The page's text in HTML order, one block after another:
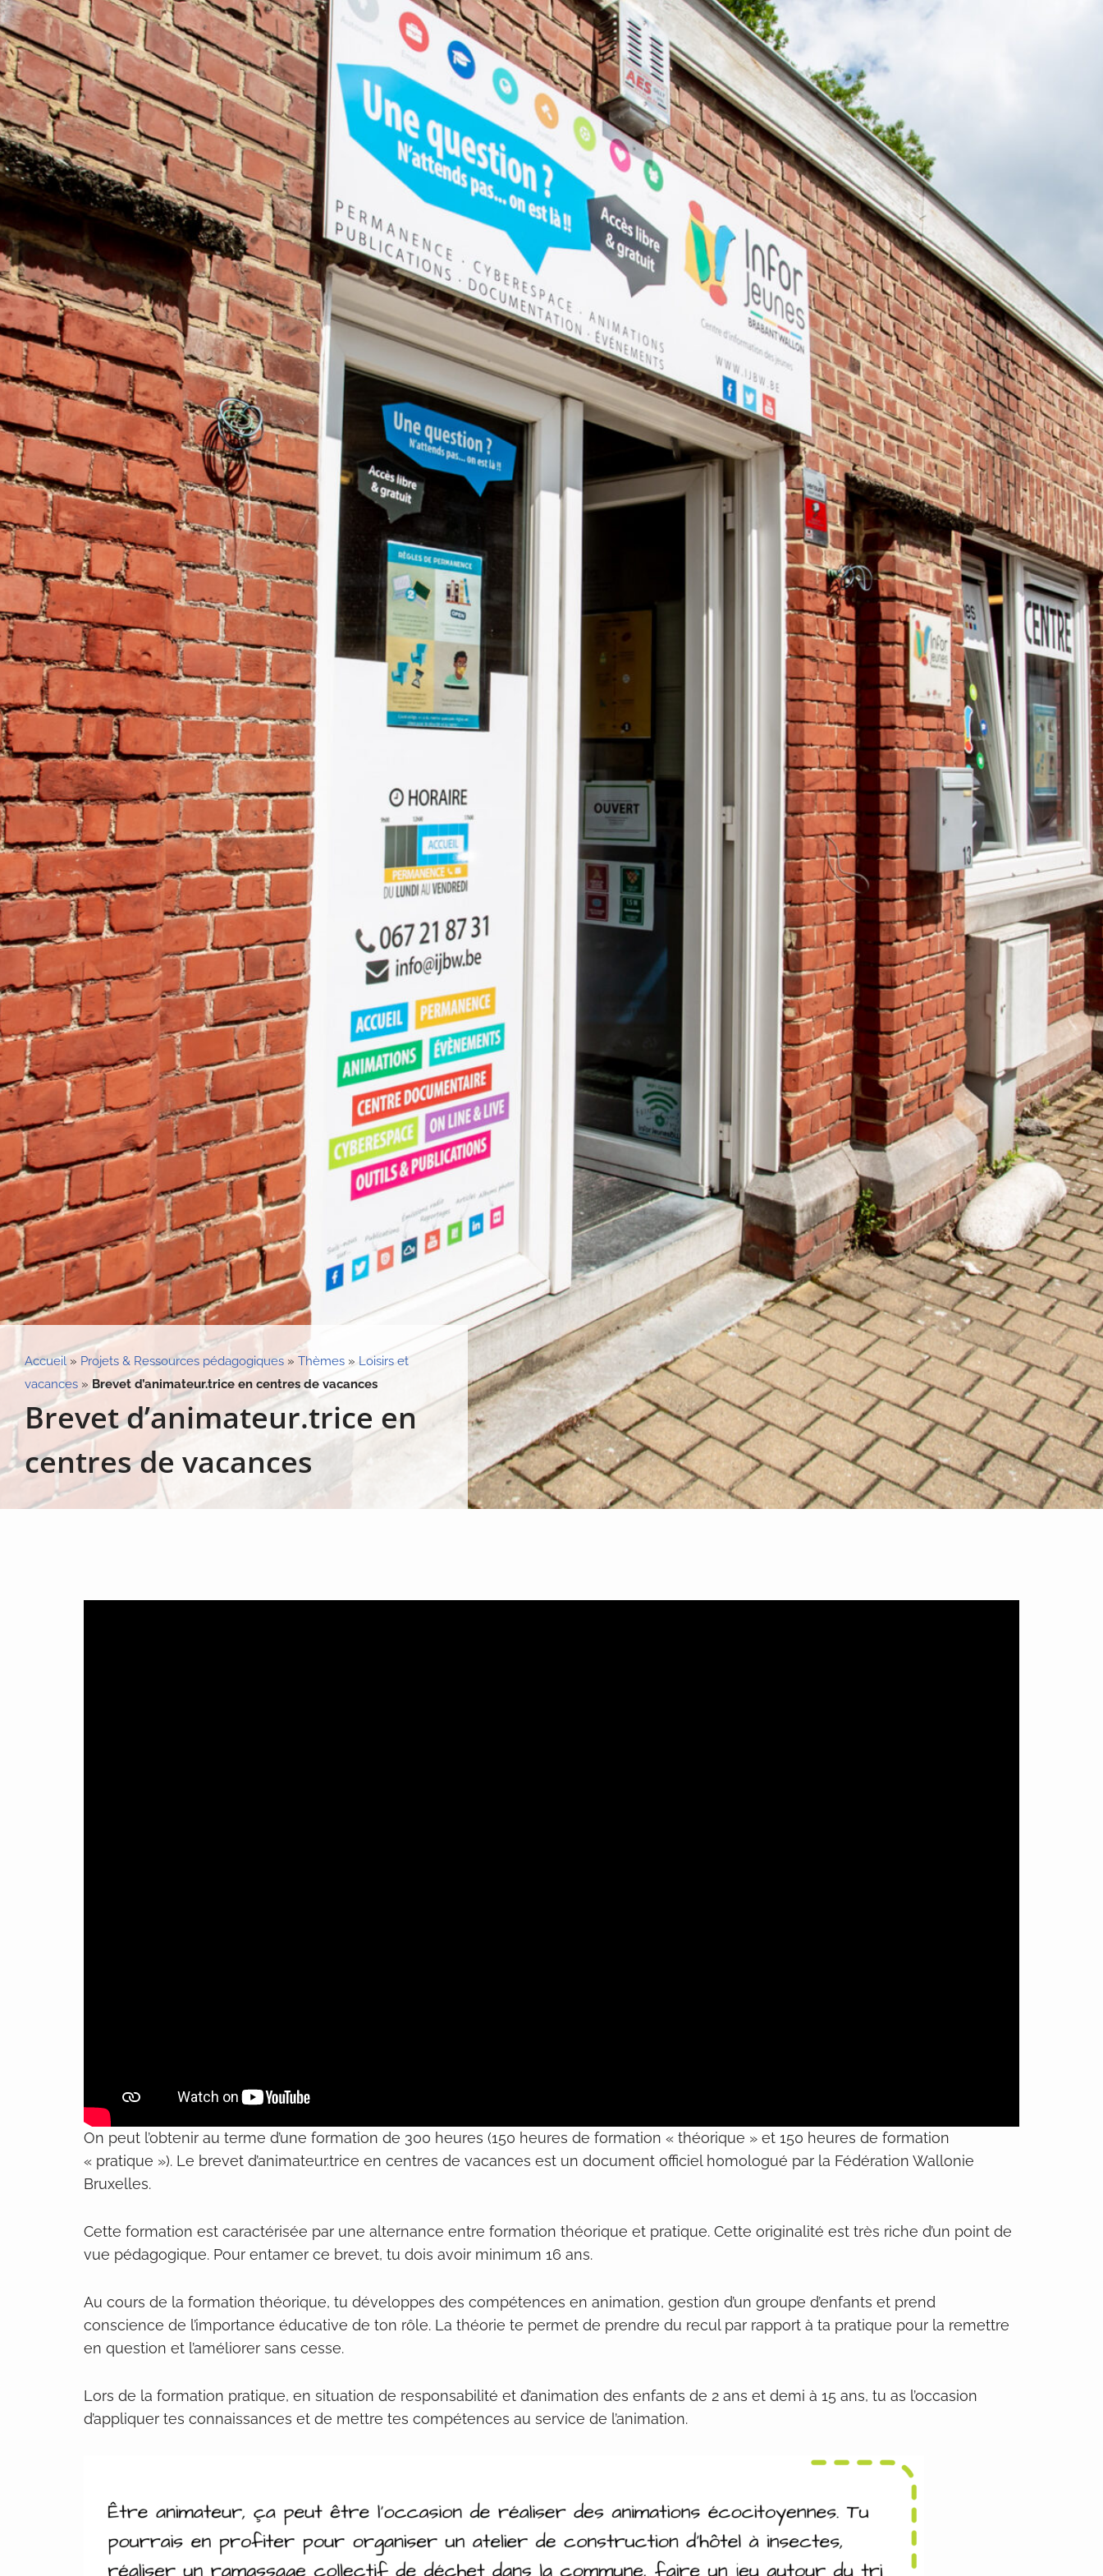
Accueil» Projets & Ressources pédagogiques » Thèmes » Loisirs et
vacances »Brevet d’animateur.trice en centres de vacances
Brevet d’animateur.trice en
centres de vacances
On peut l’obtenir au terme d’une formation de 300 heures (150 heures de formation « théorique » et 150 heures de formation
« pratique »). Le brevet d’animateur.trice en centres de vacances est un document officiel homologué par la Fédération Wallonie
Bruxelles.
Cette formation est caractérisée par une alternance entre formation théorique et pratique. Cette originalité est très riche d’un point de
vue pédagogique. Pour entamer ce brevet, tu dois avoir minimum 16 ans.
Au cours de la formation théorique, tu développes des compétences en animation, gestion d’un groupe d’enfants et prend
conscience de l’importance éducative de ton rôle. La théorie te permet de prendre du recul par rapport à ta pratique pour la remettre
en question et l’améliorer sans cesse.
Lors de la formation pratique, en situation de responsabilité et d’animation des enfants de 2 ans et demi à 15 ans, tu as l’occasion
d’appliquer tes connaissances et de mettre tes compétences au service de l’animation.